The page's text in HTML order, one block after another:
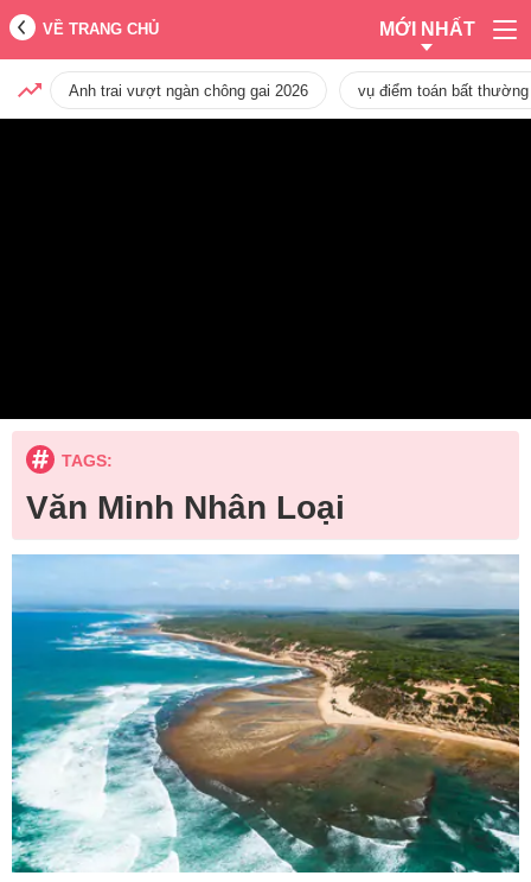
VỀ TRANG CHỦ MỚI NHẤT
Anh trai vượt ngàn chông gai 2026 vụ điểm toán bất
TAGS:
Văn Minh Nhân Loại